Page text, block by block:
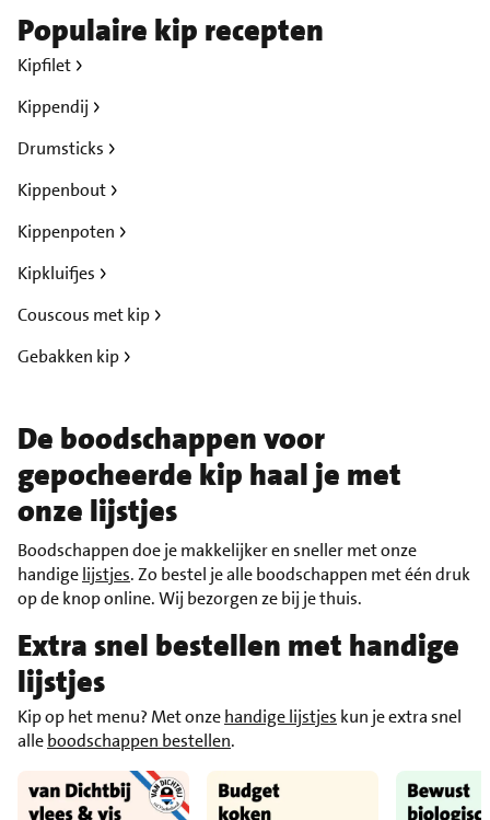
Populaire kip recepten
Kipfilet
Kippendij
Drumsticks
Kippenbout
Kippenpoten
Kipkluifjes
Couscous met kip
Gebakken kip
De boodschappen voor
gepocheerde kip haal je met
onze lijstjes
Boodschappen doe je makkelijker en sneller met onze
handigelijstjes. Zo bestel je alle boodschappen met één druk
op de knop online. Wij bezorgen ze bij je thuis.
Extra snel bestellen met handige
lijstjes
Kip op het menu? Met onzehandige lijstjes kun je extra snel
alleboodschappen bestellen.